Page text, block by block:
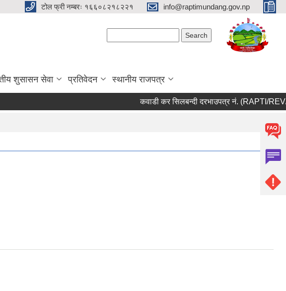
टोल फ्री नम्बरः १६६०८२१८२२१ info@raptimundang.gov.np
शुसासन सेवा प्रतिवेदन स्थानीय राजपत्र
कवाडी कर सिलबन्दी दरभाउपत्र नं. (RAPTI/REV/